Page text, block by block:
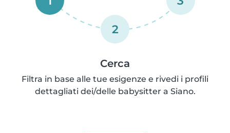
2
Cerca
Filtra in base alle tue esigenze e rivedi i profili
dettagliati dei/delle babysitter a Siano.